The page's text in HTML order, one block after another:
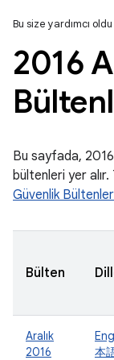
Bu size yardımcı
2016
Bu sayfada,
bültenleri yer
Güvenlik
Bülten
Aralık
2016
本